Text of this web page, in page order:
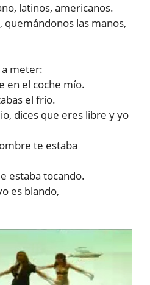
latinos, americanos.
quemándonos las manos,
meter:
en el coche mío.
el frío.
dices que eres libre y yo
te estaba
estaba tocando.
es blando,